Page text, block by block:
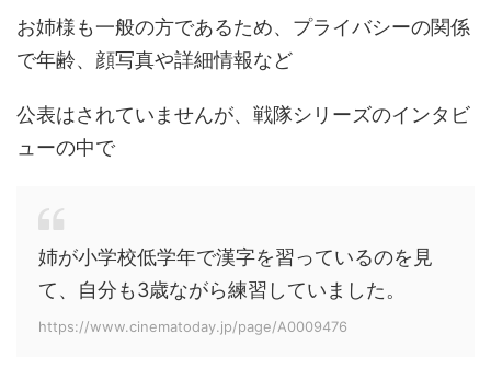
お姉様も一般の方であるため、プライバシーの関係
で年齢、顔写真や詳細情報など
公表はされていませんが、戦隊シリーズのインタビ
ューの中で
姉が小学校低学年で漢字を習っているのを見
て、自分も3歳ながら練習していました。
https://www.cinematoday.jp/page/A0009476